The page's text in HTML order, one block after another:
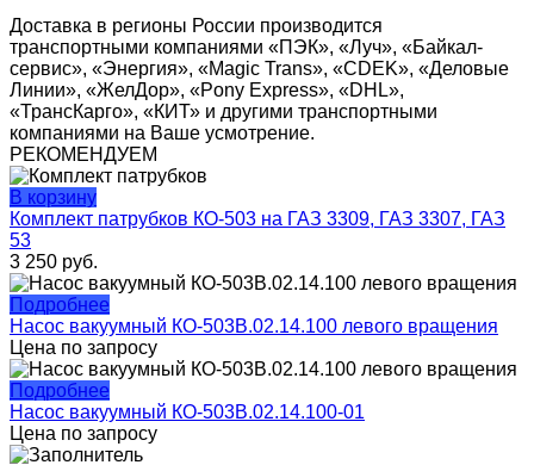
Доставка в регионы России производится
транспортными компаниями «ПЭК», «Луч», «Байкал-
сервис», «Энергия», «Magic Trans», «CDEK», «Деловые
Линии», «ЖелДор», «Pony Express», «DHL»,
«ТрансКарго», «КИТ» и другими транспортными
компаниями на Ваше усмотрение.
РЕКОМЕНДУЕМ
В корзину
Комплект патрубков КО-503 на ГАЗ 3309, ГАЗ 3307, ГАЗ
53
3 250 руб.
Подробнее
Насос вакуумный КО-503В.02.14.100 левого вращения
Цена по запросу
Подробнее
Насос вакуумный КО-503В.02.14.100-01
Цена по запросу